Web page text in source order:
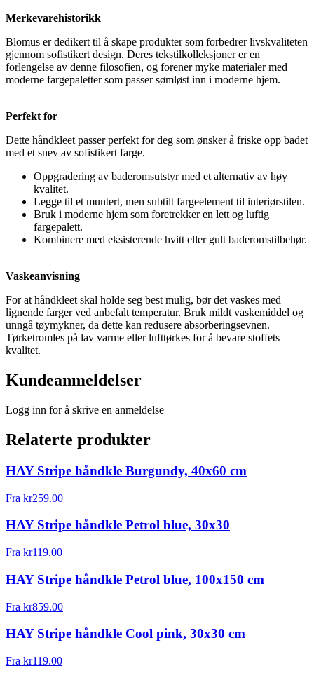
Merkevarehistorikk
Blomus er dedikert til å skape produkter som forbedrer livskvaliteten
gjennom sofistikert design. Deres tekstilkolleksjoner er en
forlengelse av denne filosofien, og forener myke materialer med
moderne fargepaletter som passer sømløst inn i moderne hjem.
Perfekt for
Dette håndkleet passer perfekt for deg som ønsker å friske opp badet
med et snev av sofistikert farge.
Oppgradering av baderomsutstyr med et alternativ av høy
kvalitet.
Legge til et muntert, men subtilt fargeelement til interiørstilen.
Bruk i moderne hjem som foretrekker en lett og luftig
fargepalett.
Kombinere med eksisterende hvitt eller gult baderomstilbehør.
Vaskeanvisning
For at håndkleet skal holde seg best mulig, bør det vaskes med
lignende farger ved anbefalt temperatur. Bruk mildt vaskemiddel og
unngå tøymykner, da dette kan redusere absorberingsevnen.
Tørketromles på lav varme eller lufttørkes for å bevare stoffets
kvalitet.
Kundeanmeldelser
Logg inn for å skrive en anmeldelse
Relaterte produkter
HAY Stripe håndkle Burgundy, 40x60 cm
Fra kr259.00
HAY Stripe håndkle Petrol blue, 30x30
Fra kr119.00
HAY Stripe håndkle Petrol blue, 100x150 cm
Fra kr859.00
HAY Stripe håndkle Cool pink, 30x30 cm
Fra kr119.00